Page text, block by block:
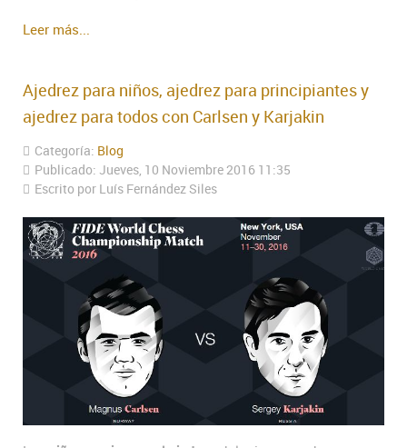
Leer más...
Ajedrez para niños, ajedrez para principiantes y
ajedrez para todos con Carlsen y Karjakin
Categoría: Blog
Publicado: Jueves, 10 Noviembre 2016 11:35
Escrito por Luís Fernández Siles